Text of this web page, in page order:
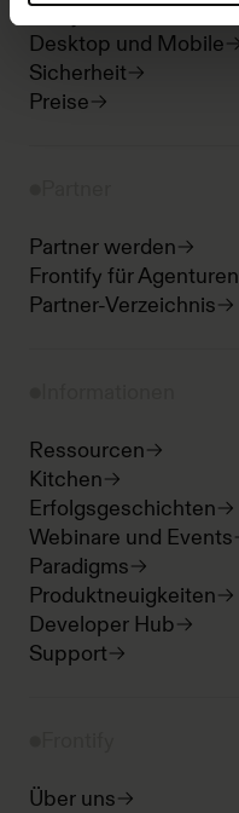
Analytics
Desktop und Mobile
Sicherheit
Preise
Partner werden
Frontify für Agenturen
Partner-Verzeichnis
Ressourcen
Kitchen
Erfolgsgeschichten
Webinare und Events
Paradigms
Produktneuigkeiten
Developer Hub
Support
Über uns